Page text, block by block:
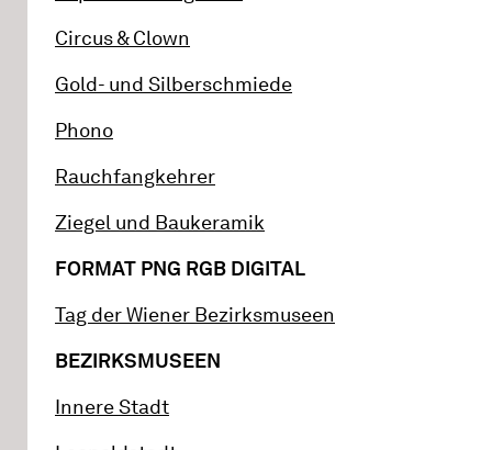
Circus & Clown
Gold- und Silberschmiede
Phono
Rauchfangkehrer
Ziegel und Baukeramik
FORMAT PNG RGB DIGITAL
Tag der Wiener Bezirksmuseen
BEZIRKSMUSEEN
Innere Stadt